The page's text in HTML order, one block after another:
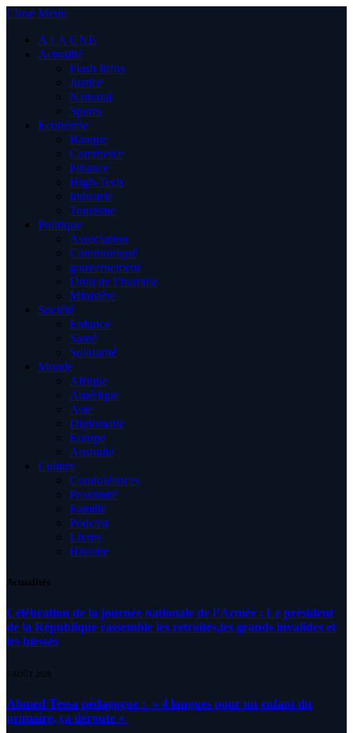
Close Menu
A LA UNE
Actualité
Flash Infos
Justice
National
Sports
Economie
Banque
Commerce
Finance
High-Tech
Industrie
Tourisme
Politique
Association
Communiqué
gouvernement
Droit de l’homme
Ministère
Société
Enfance
Santé
Solidarité
Monde
Afrique
Amérique
Asie
Diplomatie
Europe
Australia
Culture
Condoléances
Proximité
Famille
Podcast
Livres
Histoire
Actualités
Célébration de la journée nationale de l’Armée : Le président
de la République rassemble les retraités,les grands invalides et
les blessés
5 AOÛT 2026
Ahmed Tessa pédagogue : » 4 langues pour un enfant du
primaire, ça déroute «